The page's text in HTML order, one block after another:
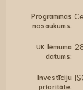
Programmas
nosaukums:
UK lēmuma
datums:
Investīciju
prioritāte: